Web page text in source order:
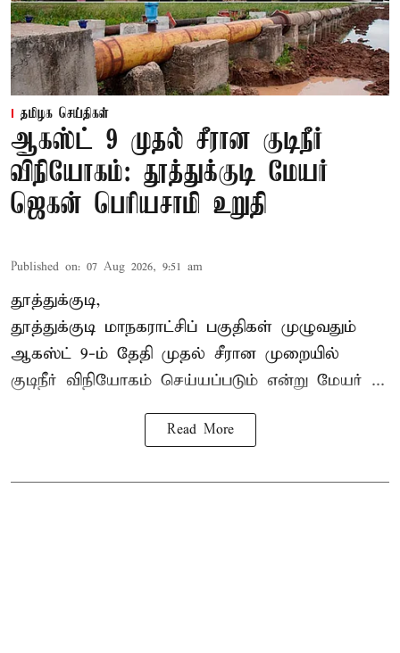
தமிழக செய்திகள்
ஆகஸ்ட் 9 முதல் சீரான குடிநீர்
விநியோகம்: தூத்துக்குடி மேயர்
ஜெகன் பெரியசாமி உறுதி
Published on: 07 Aug 2026, 9:51 am
தூத்துக்குடி,
தூத்துக்குடி மாநகராட்சிப் பகுதிகள் முழுவதும்
ஆகஸ்ட் 9-ம் தேதி முதல் சீரான முறையில்
குடிநீர் விநியோகம் செய்யப்படும் என்று மேயர் ...
Read More